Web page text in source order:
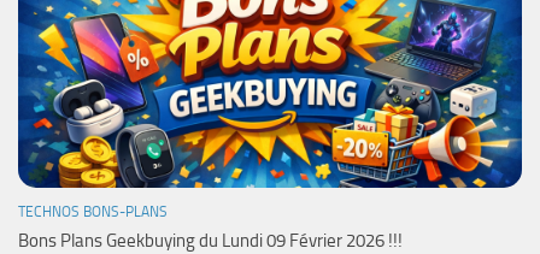
TECHNOS BONS-PLANS
Bons Plans Geekbuying du Lundi 09 Février 2026 !!!